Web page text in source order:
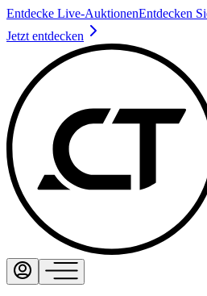
Entdecke Live-AuktionenEntdecken
Jetzt entdecken